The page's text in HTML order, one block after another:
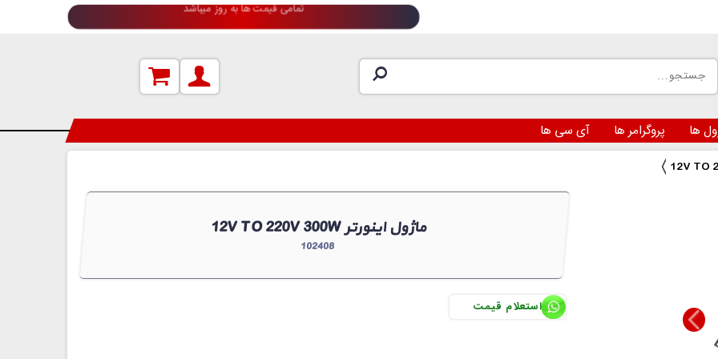
دعوت به همکاری (جهت اطلاعات بیشتر کلیک کنید)
ها پروگرامر ها آی سی ها
12V TO 220V 300W ماژول اینورتر
102408
استعلام قیمت